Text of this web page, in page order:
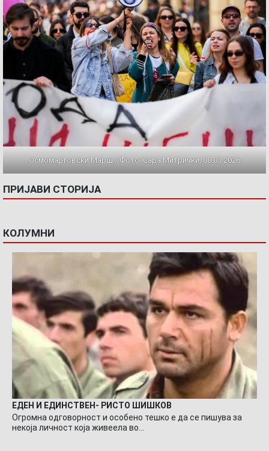
Осмомартовски Марш / Фото: Сара Митрички, 08.03.2026
ПРИЈАВИ СТОРИЈА
КОЛУМНИ
ЕДЕН И ЕДИНСТВЕН- РИСТО ШИШКОВ
Огромна одговорност и особено тешко е да се пишува за
некоја личност која живеела во…